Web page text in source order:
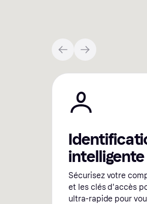
intelligente
Sécurisez votre
et les clés d'accès
ultra-rapide pour